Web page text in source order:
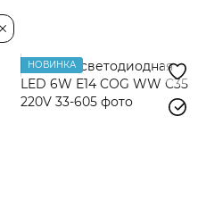
НОВИНКА